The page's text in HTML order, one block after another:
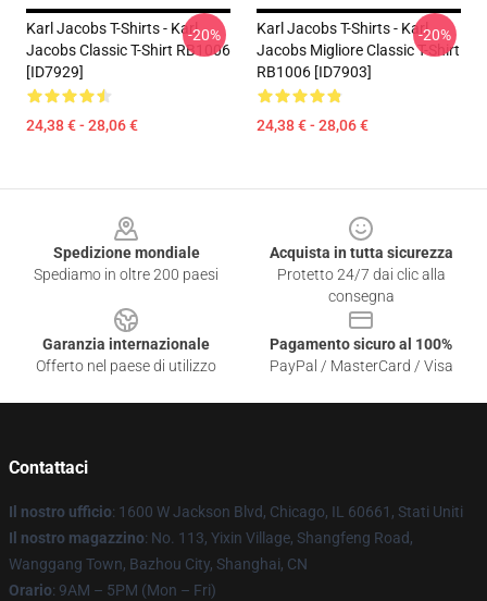
Karl Jacobs T-Shirts - Karl
Jacobs Classic T-Shirt RB1006
[ID7929]
24,38 € - 28,06 €
-20%
Karl Jacobs T-Shirts - Karl
Jacobs Migliore Classic T-Shirt
RB1006 [ID7903]
24,38 € - 28,06 €
-20%
Spedizione mondiale
Spediamo in oltre 200 paesi
Acquista in tutta sicurezza
Protetto 24/7 dai clic alla
consegna
Garanzia internazionale
Offerto nel paese di utilizzo
Pagamento sicuro al 100%
PayPal / MasterCard / Visa
Contattaci
Il nostro ufficio: 1600 W Jackson Blvd, Chicago, IL 60661, Stati Uniti
Il nostro magazzino: No. 113, Yixin Village, Shangfeng Road,
Wanggang Town, Bazhou City, Shanghai, CN
Orario: 9AM – 5PM (Mon – Fri)